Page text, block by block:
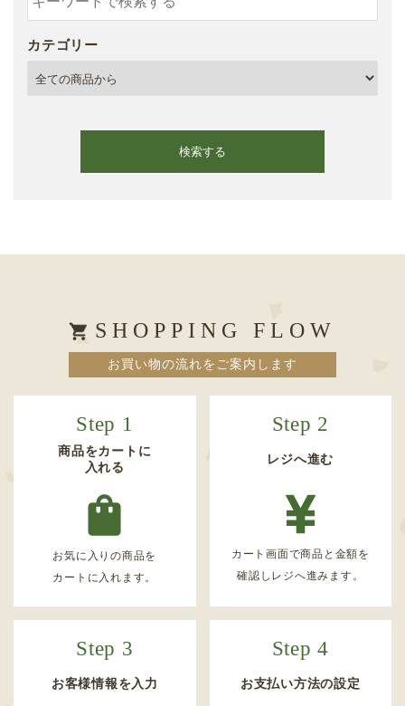
カテゴリー
検索する
カテゴリー
SHOPPING FLOW
お買い物の流れをご案内します
Step 1
商品をカートに
入れる
お気に入りの商品を
カートに入れます。
Step 2
レジへ進む
カート画面で商品と金額を
確認しレジへ進みます。
Step 3
お客様情報を入力
Step 4
お支払い方法の設定